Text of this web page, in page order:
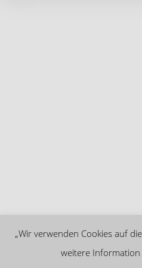
© 2026 US G-Scale
„Wir verwenden Cookies auf
weitere